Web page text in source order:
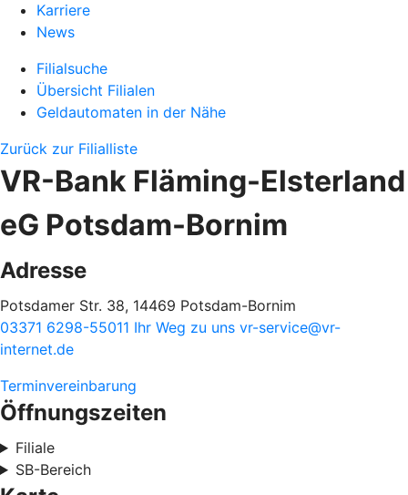
Karriere
News
Filialsuche
Übersicht Filialen
Geldautomaten in der Nähe
Zurück zur Filialliste
VR-Bank Fläming-Elsterland
eG Potsdam-Bornim
Adresse
Potsdamer Str. 38, 14469 Potsdam-Bornim
03371 6298-55011 Ihr Weg zu uns vr-service@vr-
internet.de
Terminvereinbarung
Öffnungszeiten
Filiale
SB-Bereich